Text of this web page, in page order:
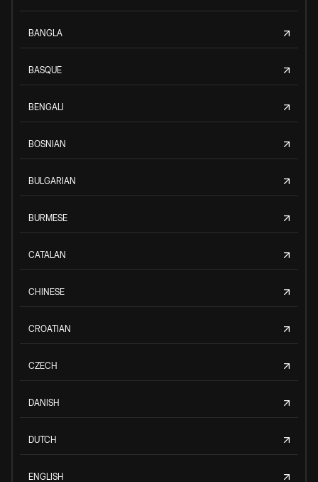
BANGLA
BASQUE
BENGALI
BOSNIAN
BULGARIAN
BURMESE
CATALAN
CHINESE
CROATIAN
CZECH
DANISH
DUTCH
ENGLISH